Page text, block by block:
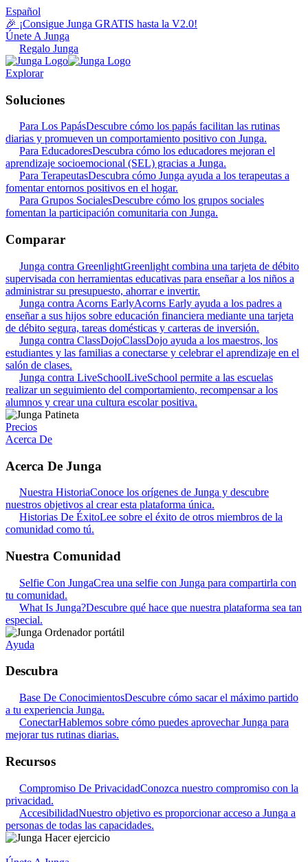
Español
🎉 ¡Consigue Junga GRATIS hasta la V2.0!
Únete A Junga
Regalo Junga
Explorar
Soluciones
Para Los PapásDescubre cómo los papás facilitan las rutinas
diarias y promueven un comportamiento positivo con Junga.
Para EducadoresDescubra cómo los educadores mejoran el
aprendizaje socioemocional (SEL) gracias a Junga.
Para TerapeutasDescubra cómo Junga ayuda a los terapeutas a
fomentar entornos positivos en el hogar.
Para Grupos SocialesDescubre cómo los grupos sociales
fomentan la participación comunitaria con Junga.
Comparar
Junga contra GreenlightGreenlight combina una tarjeta de débito
supervisada con herramientas educativas para enseñar a los niños a
administrar su presupuesto, ahorrar e invertir.
Junga contra Acorns EarlyAcorns Early ayuda a los padres a
enseñar a sus hijos sobre educación financiera mediante una tarjeta
de débito segura, tareas domésticas y carteras de inversión.
Junga contra ClassDojoClassDojo ayuda a los maestros, los
estudiantes y las familias a conectarse y celebrar el aprendizaje en el
salón de clases.
Junga contra LiveSchoolLiveSchool permite a las escuelas
realizar un seguimiento del comportamiento, recompensar a los
alumnos y crear una cultura escolar positiva.
Precios
Acerca De
Acerca De Junga
Nuestra HistoriaConoce los orígenes de Junga y descubre
nuestros objetivos al crear esta plataforma única.
Historias De ÉxitoLee sobre el éxito de otros miembros de la
comunidad como tú.
Nuestra Comunidad
Selfie Con JungaCrea una selfie con Junga para compartirla con
tu comunidad.
What Is Junga?Descubre qué hace que nuestra plataforma sea tan
especial.
Ayuda
Descubra
Base De ConocimientosDescubre cómo sacar el máximo partido
a tu experiencia Junga.
ConectarHablemos sobre cómo puedes aprovechar Junga para
mejorar tus rutinas diarias.
Recursos
Compromiso De PrivacidadConozca nuestro compromiso con la
privacidad.
AccesibilidadNuestro objetivo es proporcionar acceso a Junga a
personas de todas las capacidades.